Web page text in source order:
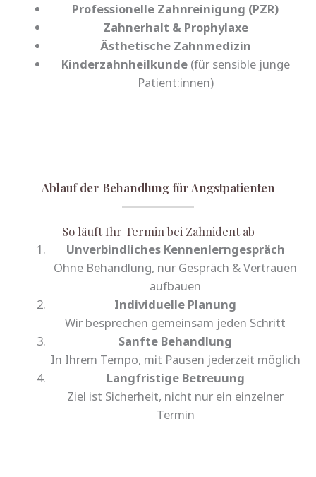
Professionelle Zahnreinigung (PZR)
Zahnerhalt & Prophylaxe
Ästhetische Zahnmedizin
Kinderzahnheilkunde(für sensible junge
Patient:innen)
Ablauf der Behandlung für Angstpatienten
So läuft Ihr Termin bei Zahnident ab
Unverbindliches Kennenlerngespräch
Ohne Behandlung, nur Gespräch & Vertrauen
aufbauen
Individuelle Planung
Wir besprechen gemeinsam jeden Schritt
Sanfte Behandlung
In Ihrem Tempo, mit Pausen jederzeit möglich
Langfristige Betreuung
Ziel ist Sicherheit, nicht nur ein einzelner
Termin